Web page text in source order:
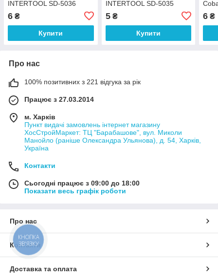
INTERTOOL SD-5036
6 ₴
Купити
INTERTOOL SD-5035
5₴
Купити
6 ₴
Про нас
100% позитивних з 221 відгука за рік
Працює з 27.03.2014
м. Харків
Пункт видачі замовлень інтернет магазину
ХосСтройМаркет: ТЦ "Барабашове", вул. Миколи
Манойло (раніше Олександра Ульянова), д. 54, Харків,
Україна
Контакти
Сьогодні працює з 09:00 до 18:00
Показати весь графік роботи
Про нас
Контакти
Доставка та оплата
КНОПКА
ЗВ'ЯЗКУ